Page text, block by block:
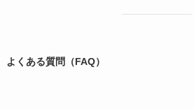
よくある質問（FAQ）